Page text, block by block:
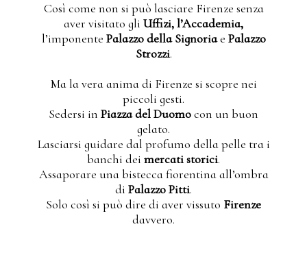
Così come non si può lasciare Firenze senza
aver visitato gli Uffizi, l’Accademia,
l’imponente Palazzo della Signoriae Palazzo
Strozzi.
Ma la vera anima di Firenze si scopre nei
piccoli gesti.
Sedersi in Piazza del Duomocon un buon
gelato.
Lasciarsi guidare dal profumo della pelle tra i
banchi dei mercati storici.
Assaporare una bistecca fiorentina all’ombra
di Palazzo Pitti.
Solo così si può dire di aver vissuto Firenze
davvero.